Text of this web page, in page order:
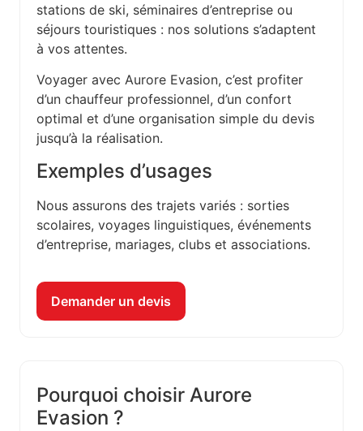
stations de ski, séminaires d’entreprise ou
séjours touristiques : nos solutions s’adaptent
à vos attentes.
Voyager avec Aurore Evasion, c’est profiter
d’un chauffeur professionnel, d’un confort
optimal et d’une organisation simple du devis
jusqu’à la réalisation.
Exemples d’usages
Nous assurons des trajets variés : sorties
scolaires, voyages linguistiques, événements
d’entreprise, mariages, clubs et associations.
Demander un devis
Pourquoi choisir Aurore
Evasion ?